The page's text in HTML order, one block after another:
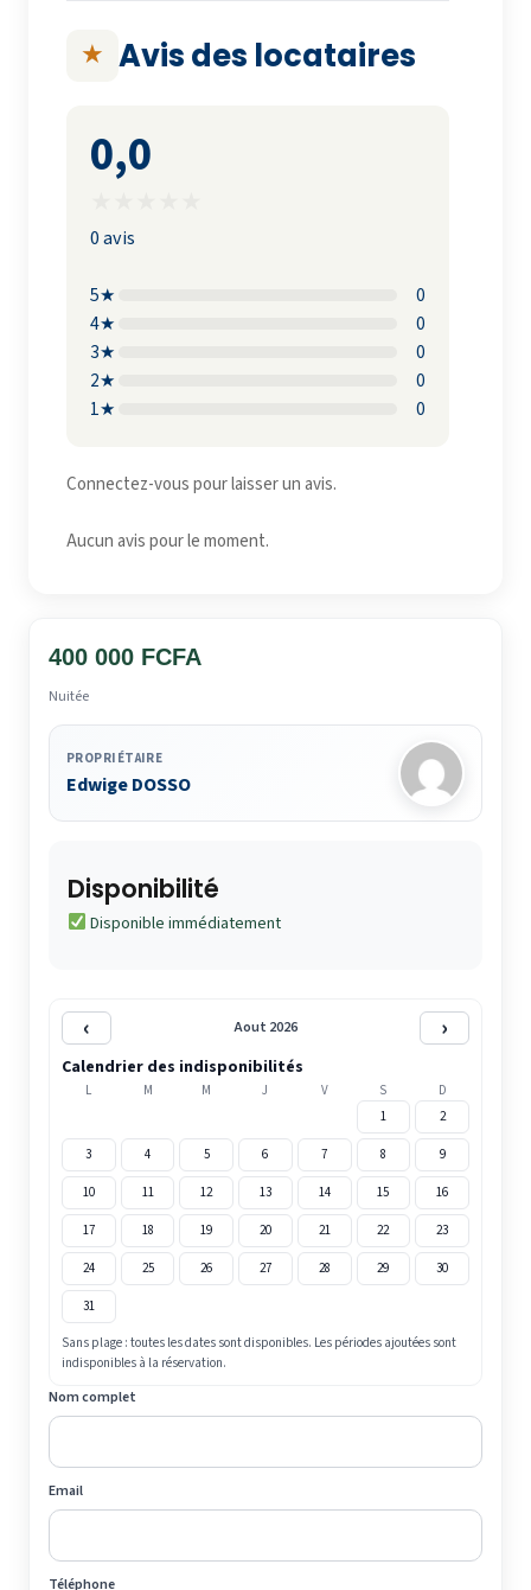
★ Avis des locataires
0,0
0 avis
5★
0
4★
0
3★
0
2★
0
1★
0
Connectez-vous pour laisser un avis.
Aucun avis pour le moment.
400 000 FCFA
Nuitée
PROPRIÉTAIRE
Edwige DOSSO
Disponibilité
Disponible immédiatement
‹ Aout 2026 ›
Calendrier des indisponibilités
L M M J V S
D
1
2
3 4 5 6 7 8 9
10 11 12 13 14 15 16
17 18 19 20 21 22 23
24 25 26 27 28 29 30
31
Sans plage : toutes les dates sont disponibles. Les périodes ajoutées sont
indisponibles à la réservation.
Nom complet
Email
Téléphone